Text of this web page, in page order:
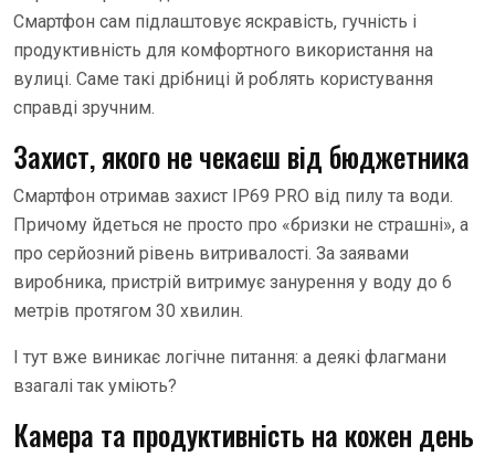
Смартфон сам підлаштовує яскравість, гучність і
продуктивність для комфортного використання на
вулиці. Саме такі дрібниці й роблять користування
справді зручним.
Захист, якого не чекаєш від бюджетника
Смартфон отримав захист IP69 PRO від пилу та води.
Причому йдеться не просто про «бризки не страшні», а
про серйозний рівень витривалості. За заявами
виробника, пристрій витримує занурення у воду до 6
метрів протягом 30 хвилин.
І тут вже виникає логічне питання: а деякі флагмани
взагалі так уміють?
Камера та продуктивність на кожен день